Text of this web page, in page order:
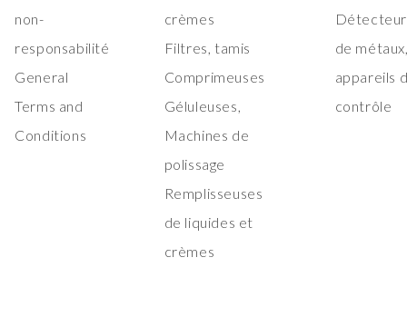
non-
responsabilité
General
Terms and
Conditions
crèmes
Filtres, tamis
Comprimeuses
Géluleuses,
Machines de
polissage
Remplisseuses
de liquides et
crèmes
de
appareils
contrôle